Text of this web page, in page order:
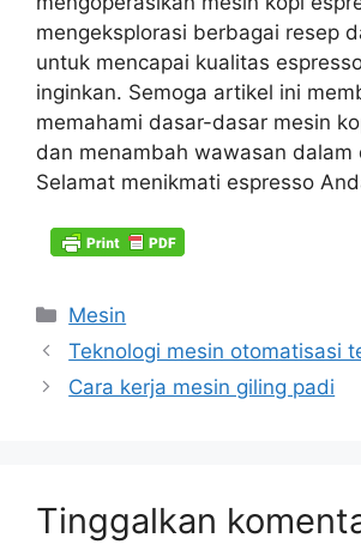
mengeksplorasi berbagai resep
untuk mencapai kualitas
inginkan. Semoga artikel ini
memahami dasar-dasar mesin
dan menambah wawasan dalam
Selamat menikmati espresso
Kategori
Mesin
Teknologi mesin otomatisasi
Cara kerja mesin giling padi
Tinggalkan